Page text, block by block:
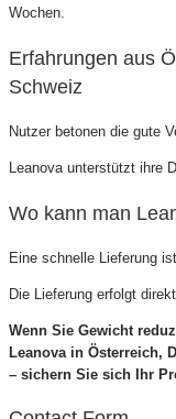
Wochen.
Erfahrungen aus
Schweiz
Nutzer betonen die gute
Leanova unterstützt ihre
Wo kann man
Eine schnelle Lieferung
Die Lieferung erfolgt
Wenn Sie Gewicht
Leanova in Österreich,
– sichern Sie sich Ihr